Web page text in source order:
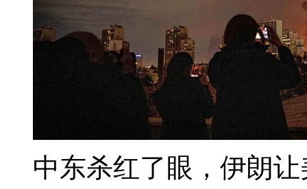
中东杀红了眼，伊朗